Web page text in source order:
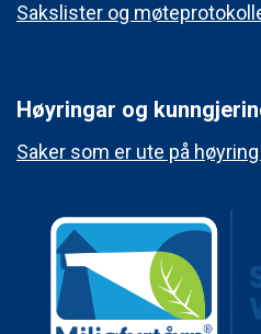
Sakslister og
Høyringar og
Saker som er ute på